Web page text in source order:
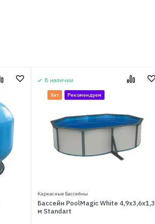
В наличии
Хит Рекомендуем
Каркасные Бассейны
Бассейн PoolMagic White 4,9x3,6x1,3
м Standart